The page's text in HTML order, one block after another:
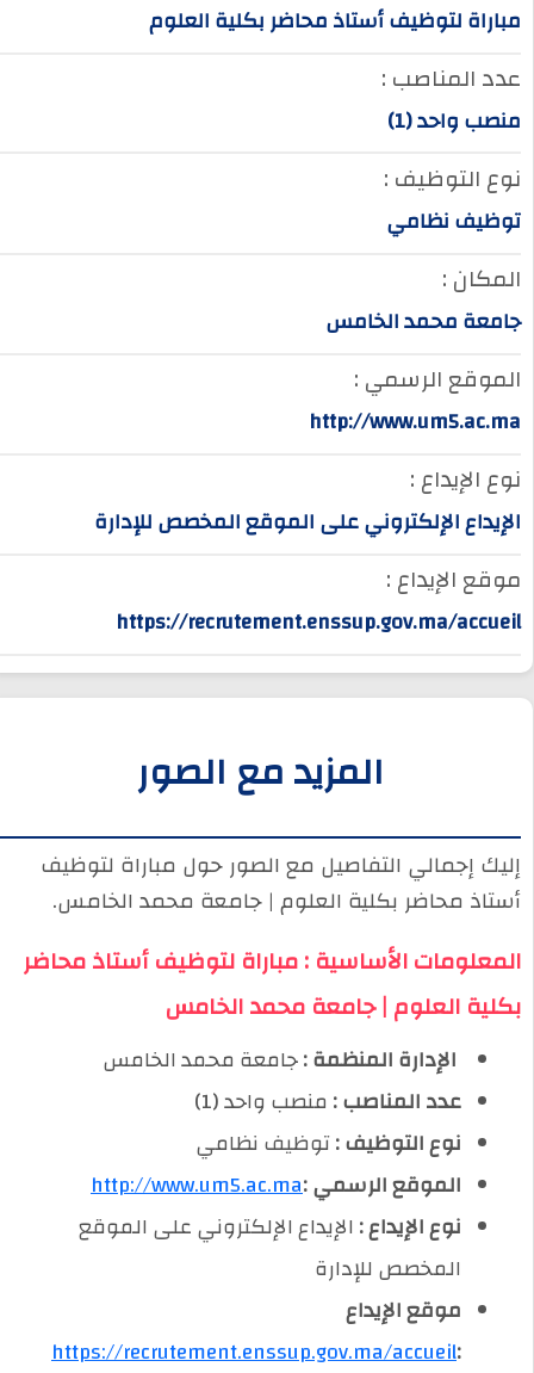
مباراة لتوظيف أستاذ محاضر بكلية العلوم
عدد المناصب :
منصب واحد (1)
نوع التوظيف :
توظيف نظامي
المكان :
جامعة محمد الخامس
الموقع الرسمي :
http://www.um5.ac.ma
نوع الإيداع :
الإيداع الإلكتروني على الموقع المخصص للإدارة
موقع الإيداع :
https://recrutement.enssup.gov.ma/accueil
المزيد مع الصور
إليك إجمالي التفاصيل مع الصور حول مباراة لتوظيف
أستاذ محاضر بكلية العلوم | جامعة محمد الخامس.
المعلومات الأساسية : مباراة لتوظيف أستاذ محاضر
بكلية العلوم | جامعة محمد الخامس
️ الإدارة المنظمة :جامعة محمد الخامس
عدد المناصب :منصب واحد (1)
نوع التوظيف :توظيف نظامي
الموقع الرسمي :http://www.um5.ac.ma
نوع الإيداع :الإيداع الإلكتروني على الموقع
المخصص للإدارة
موقع الإيداع
https://recrutement.enssup.gov.ma/accueil